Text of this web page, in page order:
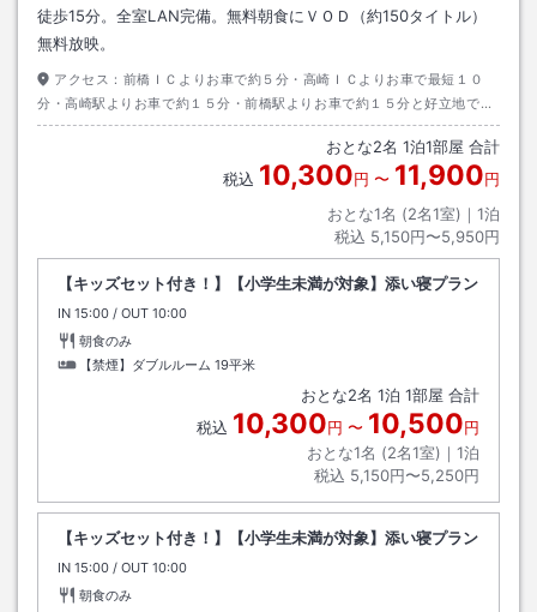
徒歩15分。全室LAN完備。無料朝食にＶＯＤ（約150タイトル）
無料放映。
アクセス： 前橋ＩＣよりお車で約５分・高崎ＩＣよりお車で最短１０
分・高崎駅よりお車で約１５分・前橋駅よりお車で約１５分と好立地で
す。
おとな2名 1泊1部屋 合計
税込 10,300円 〜 11,900円
おとな1名 (2名1室)｜ 1泊
税込 5,150円〜5,950円
【キッズセット付き！】【小学生未満が対象】添い寝プラン
IN チェックイン
15:00 / OUT チェックアウト
10:00
朝食のみ
【禁煙】ダブルルーム 19平米
おとな2名 1泊 1部屋 合計
税込 10,300円 〜 10,500円
おとな1名 (2名1室)｜ 1泊
税込 5,150円〜5,250円
【キッズセット付き！】【小学生未満が対象】添い寝プラン
IN チェックイン
15:00 / OUT チェックアウト
10:00
朝食のみ